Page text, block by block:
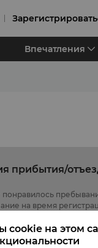
Впечатления
прибытия/
на время
на этом